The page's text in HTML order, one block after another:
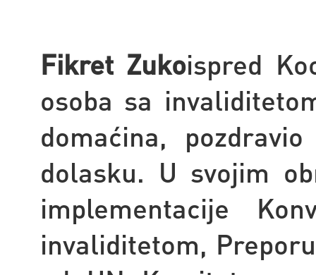
Fikret Zukoispred
osoba sa
domaćina,
dolasku. U svojim
implementacije
invaliditetom,